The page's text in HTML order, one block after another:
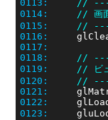
0113:
//
0114:
// 画
0115:
//
0116:
0117:
0118:
//
0119:
// ビ
0120:
//
0121:
0122:
0123: